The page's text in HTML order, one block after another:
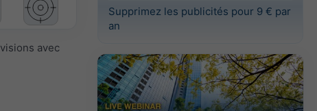
Supprimez les publicités pour 9 € par
an
avec